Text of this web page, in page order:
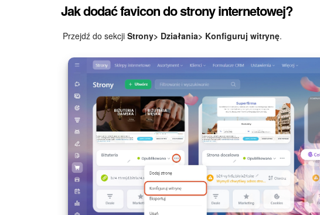
Jak dodać favicon do strony internetowej?
Przejdź do sekcji Strony> Działania> Konfiguruj witrynę.